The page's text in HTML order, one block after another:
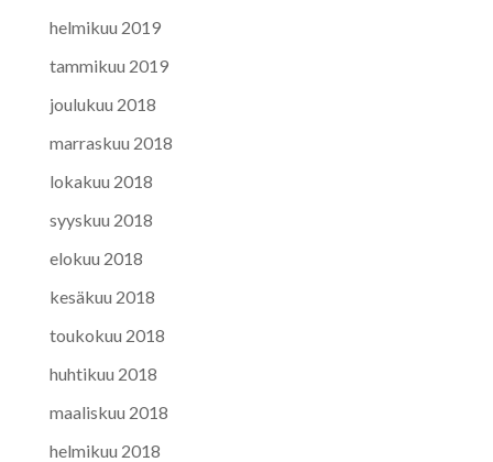
helmikuu 2019
tammikuu 2019
joulukuu 2018
marraskuu 2018
lokakuu 2018
syyskuu 2018
elokuu 2018
kesäkuu 2018
toukokuu 2018
huhtikuu 2018
maaliskuu 2018
helmikuu 2018